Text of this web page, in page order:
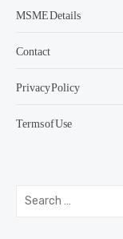
MSME Details
Contact
Privacy Policy
Terms of Use
Search
for: